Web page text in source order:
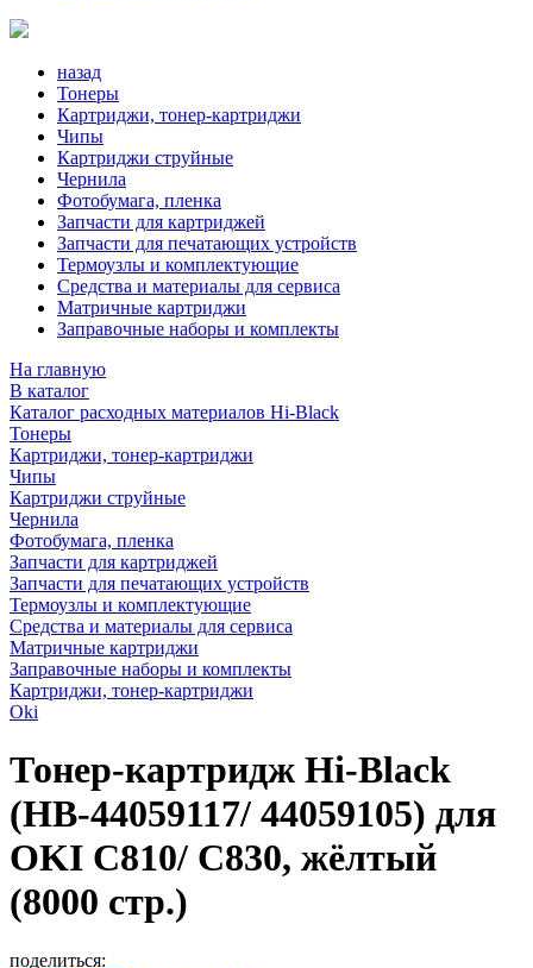
назад
Тонеры
Картриджи, тонер-картриджи
Чипы
Картриджи струйные
Чернила
Фотобумага, пленка
Запчасти для картриджей
Запчасти для печатающих устройств
Термоузлы и комплектующие
Средства и материалы для сервиса
Матричные картриджи
Заправочные наборы и комплекты
На главную
В каталог
Каталог расходных материалов Hi-Black
Тонеры
Картриджи, тонер-картриджи
Чипы
Картриджи струйные
Чернила
Фотобумага, пленка
Запчасти для картриджей
Запчасти для печатающих устройств
Термоузлы и комплектующие
Средства и материалы для сервиса
Матричные картриджи
Заправочные наборы и комплекты
Картриджи, тонер-картриджи
Oki
Тонер-картридж Hi-Black
(HB-44059117/ 44059105) для
OKI C810/ C830, жёлтый
(8000 стр.)
поделиться: